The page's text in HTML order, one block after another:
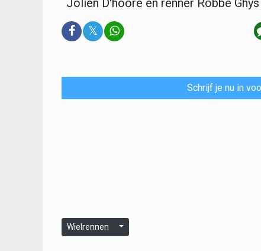
Jolien D'hoore en renner Robbe
𝕏
Schrijf je nu in
Wielrennen